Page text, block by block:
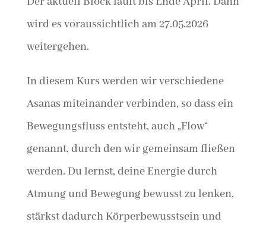
wird es voraussichtlich am 27.05.2026
weitergehen.
In diesem Kurs werden wir verschiedene
Asanas miteinander verbinden, so dass ein
Bewegungsfluss entsteht, auch „Flow“
genannt, durch den wir gemeinsam fließen
werden. Du lernst, deine Energie durch
Atmung und Bewegung bewusst zu lenken,
stärkst dadurch Körperbewusstsein und